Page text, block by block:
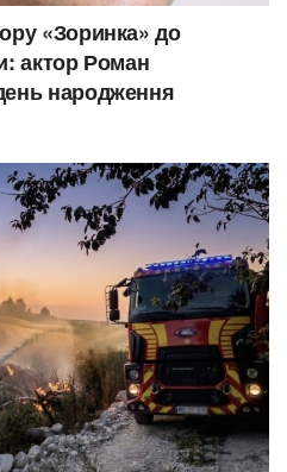
«Зоринка» до
актор Роман
народження